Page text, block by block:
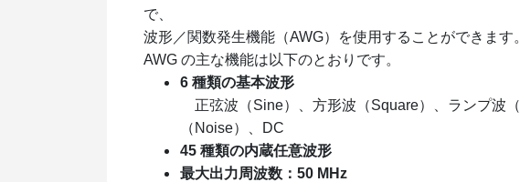
で、
波形／関数発生機能（AWG）を使用することができます。
AWG の主な機能は以下のとおりです。
6 種類の基本波形
正弦波（Sine）、方形波（Square）、ランプ波
（Noise）、DC
45 種類の内蔵任意波形
最大出力周波数：50 MHz